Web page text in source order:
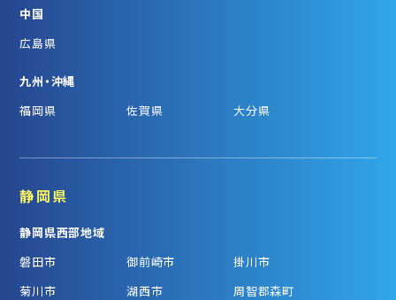
中国
広島県
九州・沖縄
福岡県
佐賀県 大分県
静岡県
静岡県西部地域
磐田市
御前崎市
掛川市
菊川市
湖西市
周智郡森町